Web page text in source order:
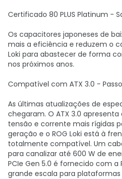
Certificado 80 PLUS Platinum -
Os capacitores japoneses de
mais a eficiência e reduzem o
Loki para abastecer de forma
nos próximos anos.
Compatível com ATX 3.0 -
As últimas atualizações de
chegaram. O ATX 3.0
tensão e corrente mais rígidas
geração e o ROG Loki está à
totalmente compatível. Um
para canalizar até 600 W de
PCIe Gen 5.0 é fornecido com a
grande escala para plataformas